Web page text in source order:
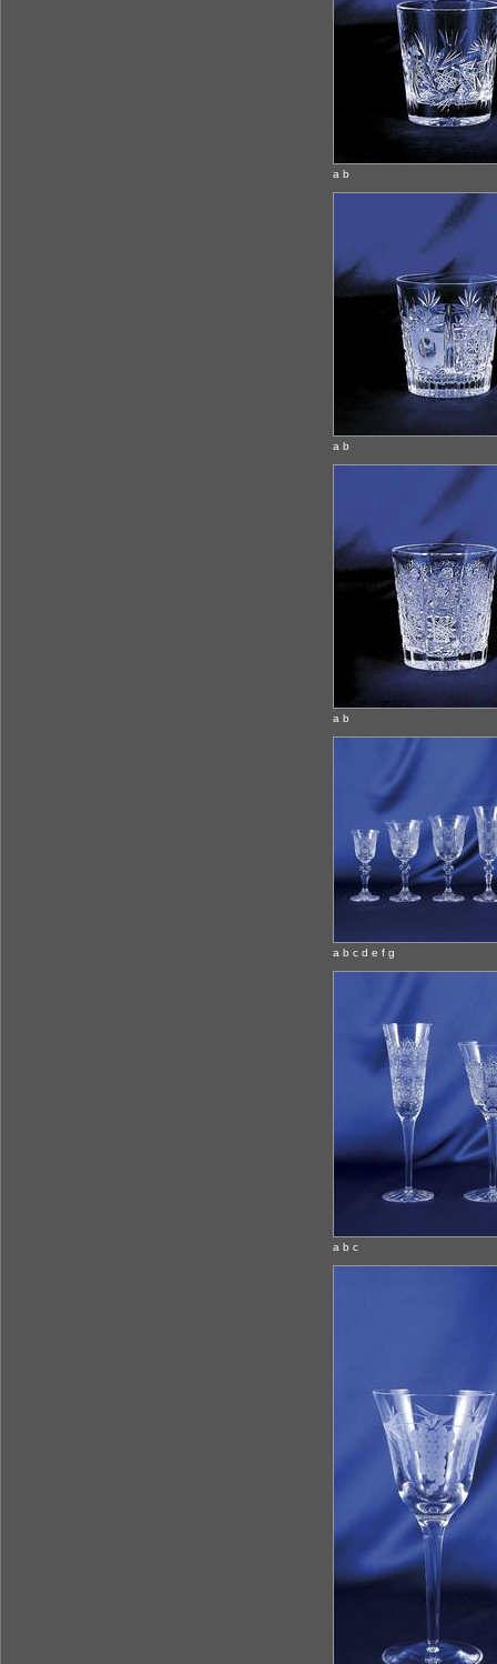
a b
a b
a b
a b c d e f g
a b c